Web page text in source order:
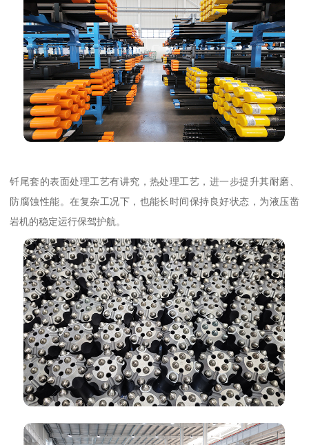
钎尾套的表面处理工艺有讲究，热处理工艺，进一步提升其耐磨、
防腐蚀性能。在复杂工况下，也能长时间保持良好状态，为液压凿
岩机的稳定运行保驾护航。